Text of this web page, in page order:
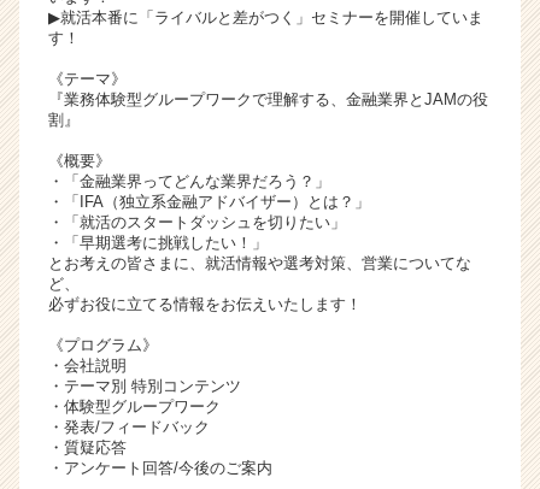
企
ら
ウ
ト
が
届
く
就
イ
ト
チ
キ
▶就活本番に「ライバルと差がつく」セミナーを開催していま
す！
《テーマ》
『業務体験型グループワークで理解する、金融業界とJAMの役
割』
《概要》
・「金融業界ってどんな業界だろう？」
・「IFA（独立系金融アドバイザー）とは？」
・「就活のスタートダッシュを切りたい」
・「早期選考に挑戦したい！」
とお考えの皆さまに、就活情報や選考対策、営業についてな
ど、
必ずお役に立てる情報をお伝えいたします！
《プログラム》
・会社説明
・テーマ別 特別コンテンツ
・体験型グループワーク
・発表/フィードバック
・質疑応答
・アンケート回答/今後のご案内